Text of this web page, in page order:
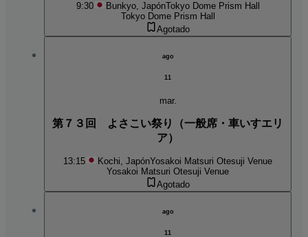
9:30 Bunkyo, JapónTokyo Dome Prism Hall
Tokyo Dome Prism Hall
Agotado
ago
11
mar.
第７３回 よさこい祭り（一般席・車いすエリ
ア）
13:15 Kochi, JapónYosakoi Matsuri Otesuji Venue
Yosakoi Matsuri Otesuji Venue
Agotado
ago
11